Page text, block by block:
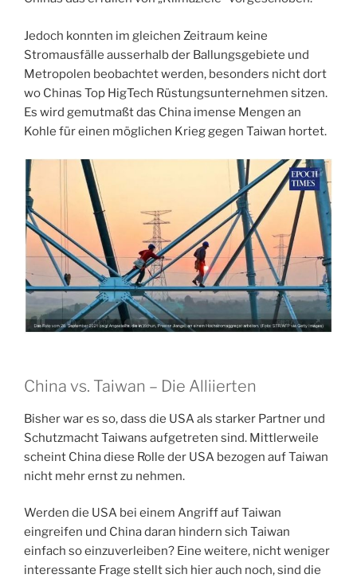
Jedoch konnten im gleichen Zeitraum keine
Stromausfälle ausserhalb der Ballungsgebiete und
Metropolen beobachtet werden, besonders nicht dort
wo Chinas Top HigTech Rüstungsunternehmen sitzen.
Es wird gemutmaßt das China imense Mengen an
Kohle für einen möglichen Krieg gegen Taiwan hortet.
China vs. Taiwan – Die Alliierten
Bisher war es so, dass die USA als starker Partner und
Schutzmacht Taiwans aufgetreten sind. Mittlerweile
scheint China diese Rolle der USA bezogen auf Taiwan
nicht mehr ernst zu nehmen.
Werden die USA bei einem Angriff auf Taiwan
eingreifen und China daran hindern sich Taiwan
einfach so einzuverleiben? Eine weitere, nicht weniger
interessante Frage stellt sich hier auch noch, sind die